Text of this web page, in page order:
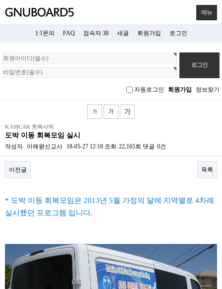
메뉴
1:1문의 FAQ 접속자 38 새글 회원가입 로그인
회
원
로
자동로그인 회원가입 정보찾기
KAMCAR 회복사역
도박 이동 회복모임 실시
작성자 이해왕선교사 18-05-27 12:18 조회 22,165회 댓글 0건
이전글 목록
* 도박 이동 회복모임은 2013년 5월 가정의 달에 지역별로 4차례
실시했던 프로그램 입니다.